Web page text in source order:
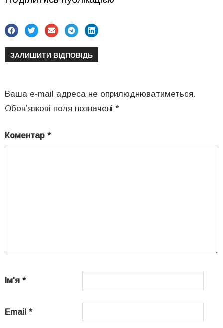
ЗАЛИШИТИ ВІДПОВІДЬ
Ваша e-mail адреса не оприлюднюватиметься.
Обов’язкові поля позначені *
Коментар *
Ім'я *
Email *